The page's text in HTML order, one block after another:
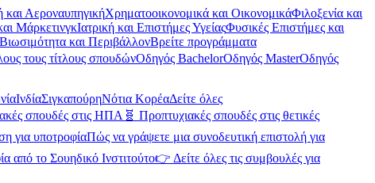
και ΑεροναυπηγικήΧρηματοοικονομικά και ΟικονομικάΦιλοξενία και
ΜάρκετινγκΙατρική και Επιστήμες ΥγείαςΦυσικές Επιστήμες και
Βιωσιμότητα και ΠεριβάλλονΒρείτε προγράμματα
τους τίτλους σπουδώνΟδηγός BachelorΟδηγός MasterΟδηγός
ΙνδίαΣιγκαπούρηΝότια ΚορέαΔείτε όλες
σπουδές στις ΗΠΑ 🧬 Προπτυχιακές σπουδές στις θετικές
για υποτροφίαΠώς να γράψετε μια συνοδευτική επιστολή για
από το Σουηδικό Ινστιτούτο👉 Δείτε όλες τις συμβουλές για